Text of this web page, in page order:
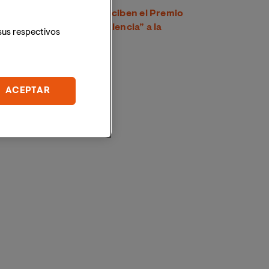
Tres egresados de VIU reciben el Premio
“Capitanía General de Valencia” a la
respectivos
ACEPTAR